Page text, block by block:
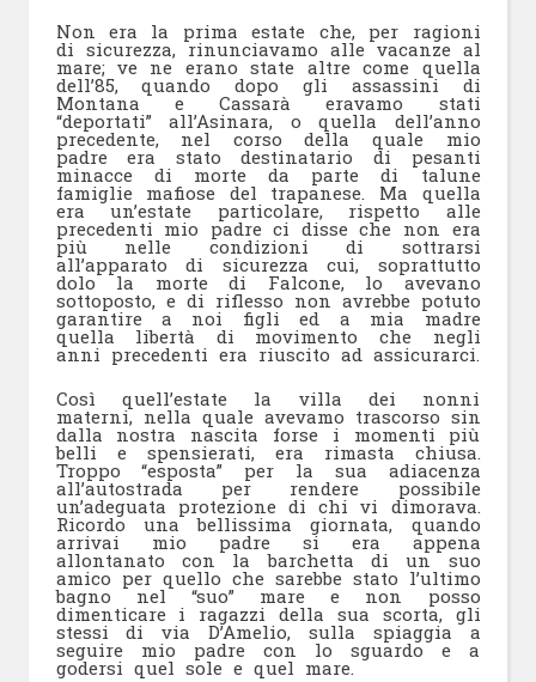
Non era la prima estate che, per ragioni
di sicurezza, rinunciavamo alle vacanze al
mare; ve ne erano state altre come quella
dell’85, quando dopo gli assassini di
Montana e Cassarà eravamo stati
“deportati” all’Asinara, o quella dell’anno
precedente, nel corso della quale mio
padre era stato destinatario di pesanti
minacce di morte da parte di talune
famiglie mafiose del trapanese. Ma quella
era un’estate particolare, rispetto alle
precedenti mio padre ci disse che non era
più nelle condizioni di sottrarsi
all’apparato di sicurezza cui, soprattutto
dolo la morte di Falcone, lo avevano
sottoposto, e di riflesso non avrebbe potuto
garantire a noi figli ed a mia madre
quella libertà di movimento che negli
anni precedenti era riuscito ad assicurarci.
Così quell’estate la villa dei nonni
materni, nella quale avevamo trascorso sin
dalla nostra nascita forse i momenti più
belli e spensierati, era rimasta chiusa.
Troppo “esposta” per la sua adiacenza
all’autostrada per rendere possibile
un’adeguata protezione di chi vi dimorava.
Ricordo una bellissima giornata, quando
arrivai mio padre si era appena
allontanato con la barchetta di un suo
amico per quello che sarebbe stato l’ultimo
bagno nel “suo” mare e non posso
dimenticare i ragazzi della sua scorta, gli
stessi di via D’Amelio, sulla spiaggia a
seguire mio padre con lo sguardo e a
godersi quel sole e quel mare.